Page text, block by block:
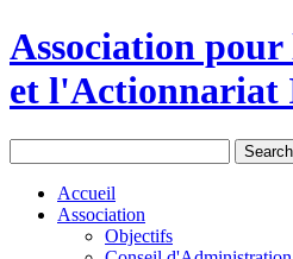
Association
et l'Actionnariat
Accueil
Association
Objectifs